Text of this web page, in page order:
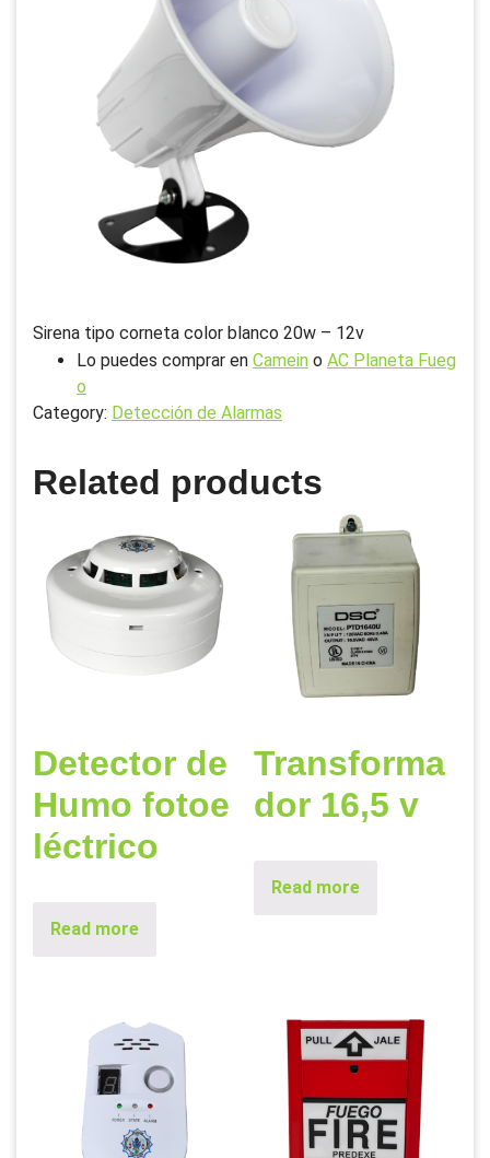
Sirena tipo corneta color blanco 20w – 12v
Lo puedes comprar en Camein o AC Planeta Fueg
o
Category: Detección de Alarmas
Related products
Detector de
Humo fotoe
léctrico
Read more
Transforma
dor 16,5 v
Read more